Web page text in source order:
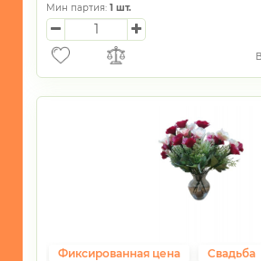
Мин партия: 1 шт.
Фиксированная цена Свадьба